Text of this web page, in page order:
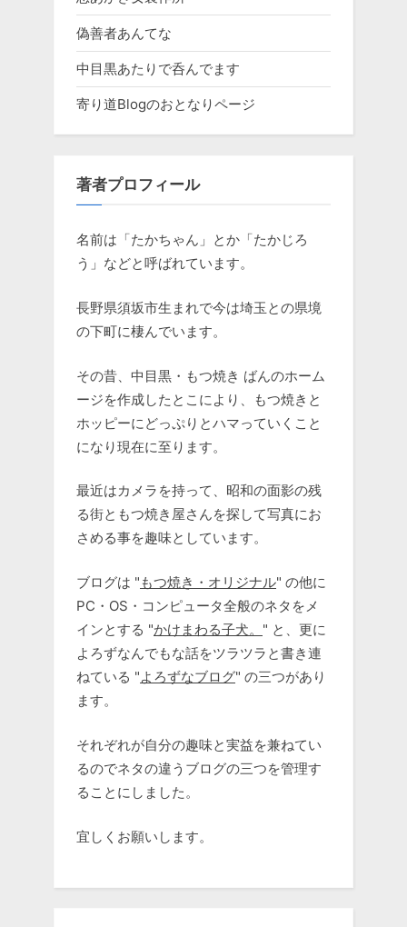
偽善者あんてな
中目黒あたりで呑んでます
寄り道Blogのおとなりページ
著者プロフィール
名前は「たかちゃん」とか「たかじろ
う」などと呼ばれています。
長野県須坂市生まれで今は埼玉との県境
の下町に棲んでいます。
その昔、中目黒・もつ焼き ばんのホーム
ージを作成したとこにより、もつ焼きと
ホッピーにどっぷりとハマっていくこと
になり現在に至ります。
最近はカメラを持って、昭和の面影の残
る街ともつ焼き屋さんを探して写真にお
さめる事を趣味としています。
ブログは " もつ焼き・オリジナル" の他に
PC・OS・コンピュータ全般のネタをメ
インとする "かけまわる子犬。 " と、更に
よろずなんでもな話をツラツラと書き連
ねている "よろずなブログ" の三つがあり
ます。
それぞれが自分の趣味と実益を兼ねてい
るのでネタの違うブログの三つを管理す
ることにしました。
宜しくお願いします。